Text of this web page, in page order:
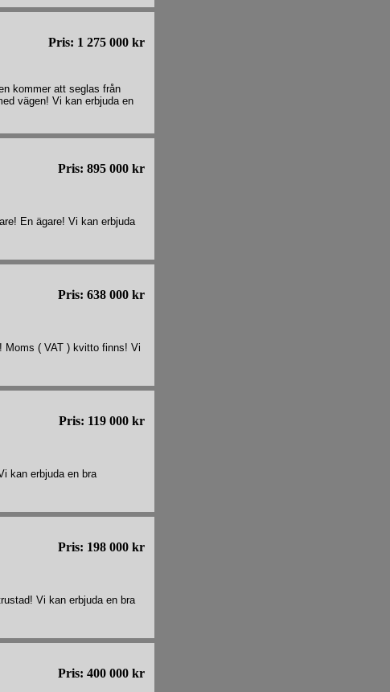
Pris: 1 275 000 kr
kommer att seglas från
vägen! Vi kan erbjuda en
Pris: 895 000 kr
En ägare! Vi kan erbjuda
Pris: 638 000 kr
Moms ( VAT ) kvitto finns! Vi
Pris: 119 000 kr
kan erbjuda en bra
Pris: 198 000 kr
Vi kan erbjuda en bra
Pris: 400 000 kr